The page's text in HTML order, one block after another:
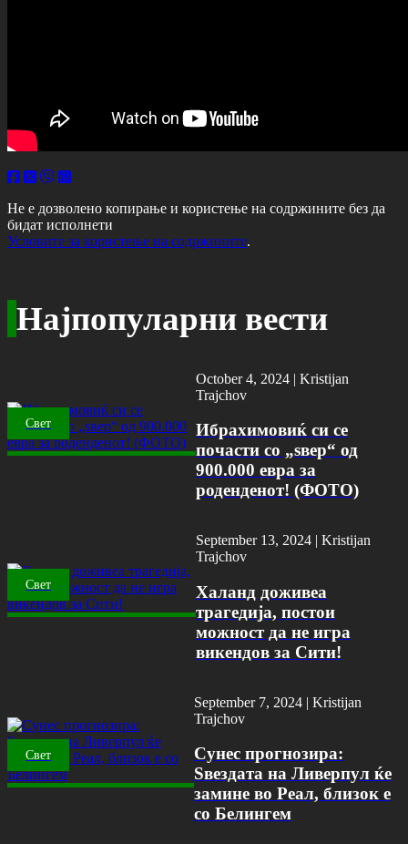
Не е дозволено копирање и користење на содржините без да
бидат исполнети
Условите за користење на содржините.
Најпопуларни вести
Свет
October 4, 2024 |Kristijan
Trajchov
Ибрахимовиќ си се
почасти со „ѕвер“ од
900.000 евра за
роденденот! (ФОТО)
Свет
September 13, 2024 | Kristijan
Trajchov
Халанд доживеа
трагедија, постои
можност да не игра
викендов за Сити!
Свет
September 7, 2024 | Kristijan
Trajchov
Сунес прогнозира:
Ѕвездата на Ливерпул ќе
замине во Реал, близок е
со Белингем